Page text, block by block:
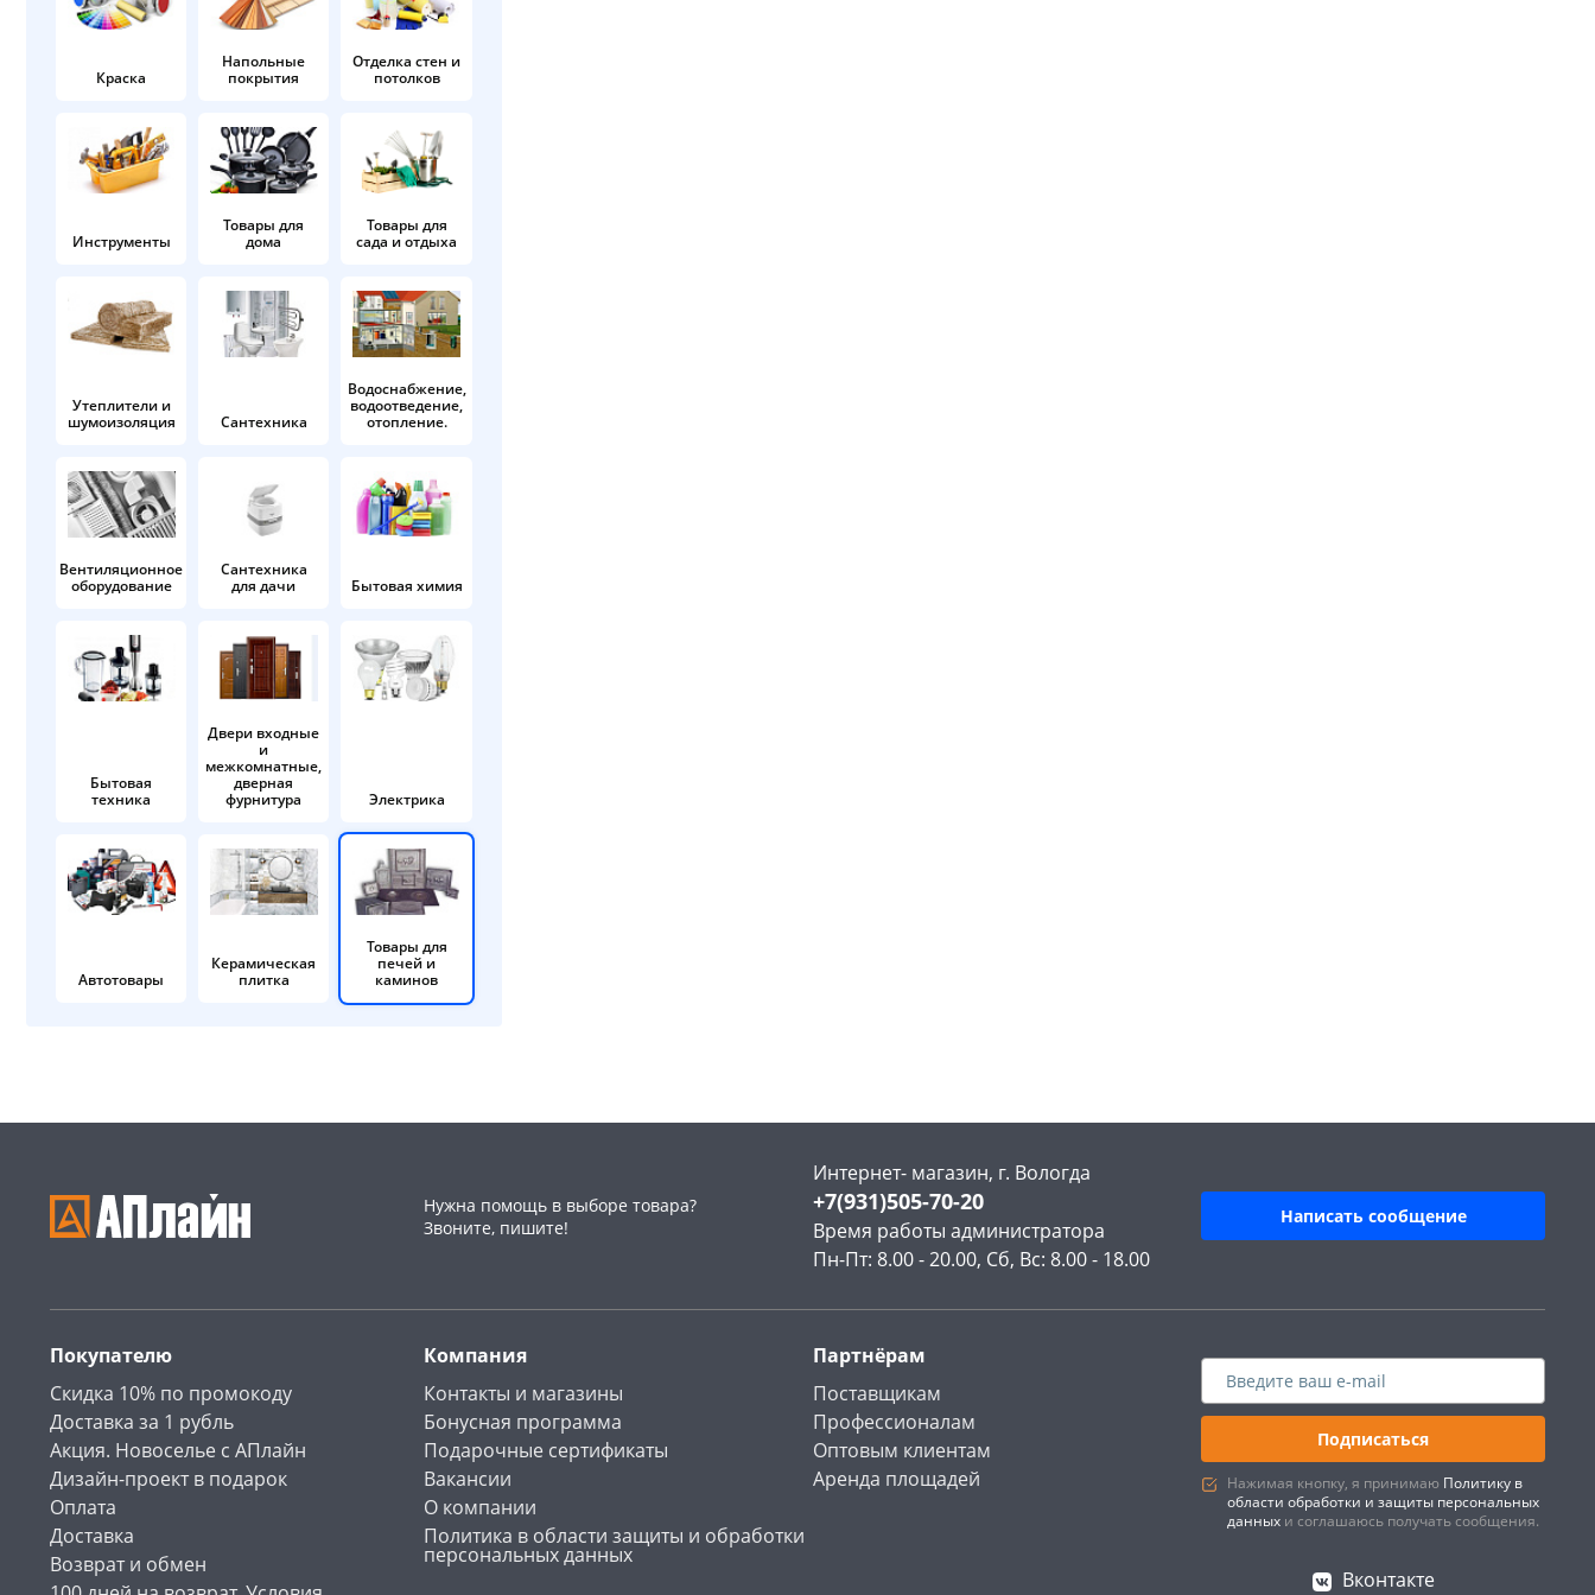
Краска
Напольные
покрытия
Отделка стен и
потолков
Инструменты
Товары для
дома
Товары для
сада и отдыха
Утеплители и
шумоизоляция
Сантехника
Водоснабжение,
водоотведение,
отопление.
Вентиляционное
оборудование
Сантехника
для дачи
Бытовая химия
Бытовая
техника
Двери входные
и
межкомнатные,
дверная
фурнитура
Электрика
Автотовары
Керамическая
плитка
Товары для
печей и
каминов
Нужна помощь в выборе товара?
Звоните, пишите!
Интернет- магазин, г. Вологда
+7(931)505-70-20
Время работы администратора
Пн-Пт: 8.00 - 20.00, Сб, Вс: 8.00 - 18.00
Написать сообщение
Покупателю
Скидка 10% по промокоду
Доставка за 1 рубль
Акция. Новоселье с АПлайн
Дизайн-проект в подарок
Оплата
Доставка
Возврат и обмен
Компания
Контакты и магазины
Бонусная программа
Подарочные сертификаты
Вакансии
О компании
Политика в области защиты и обработки
персональных данных
Партнёрам
Поставщикам
Профессионалам
Оптовым клиентам
Аренда площадей
Подписаться
Нажимая кнопку, я принимаю Политику в
области обработки и защиты персональных
данных и соглашаюсь получать сообщения.
Вконтакте
раз в 2 недели